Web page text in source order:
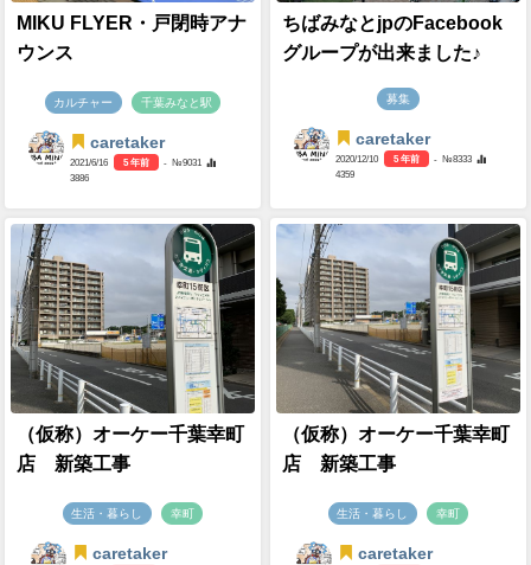
MIKU FLYER・戸閉時アナ
ウンス
カルチャー 千葉みなと駅
caretaker
2021/6/16 5 年前
- №9031
3886
ちばみなとjpのFacebook
グループが出来ました♪
募集
caretaker
2020/12/10 5 年前
- №8333
4359
（仮称）オーケー千葉幸町
店 新築工事
生活・暮らし 幸町
caretaker
（仮称）オーケー千葉幸町
店 新築工事
生活・暮らし 幸町
caretaker